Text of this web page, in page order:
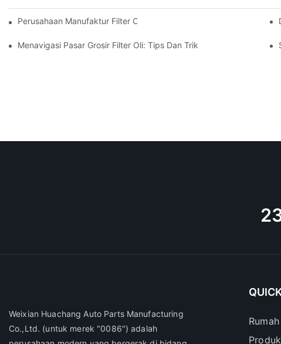
Perusahaan Manufaktur Filter Oli Teratas: Tinjauan Komprehensif
Menavigasi Pasar Grosir Filter Oli: Tips Dan Trik
Weixian Huachang Auto Parts Manufacturing
Co.,Ltd. (untuk merek "0086") adalah
Rumah
Produk